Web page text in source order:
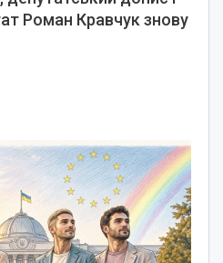
Роман Кравчук знову